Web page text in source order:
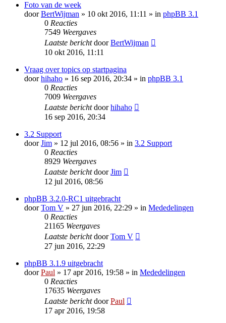
Foto van de week
doorBertWijman » 10 okt 2016, 11:11 » in phpBB 3.1
0 Reacties
7549 Weergaves
Laatste berichtdoorBertWijman
10 okt 2016, 11:11
Vraag over topics op startpagina
doorhihaho » 16 sep 2016, 20:34 » in phpBB 3.1
0 Reacties
7009 Weergaves
Laatste berichtdoorhihaho
16 sep 2016, 20:34
3.2 Support
doorJim » 12 jul 2016, 08:56 » in 3.2 Support
0 Reacties
8929 Weergaves
Laatste berichtdoorJim
12 jul 2016, 08:56
phpBB 3.2.0-RC1 uitgebracht
doorTom V » 27 jun 2016, 22:29 » in Mededelingen
0 Reacties
21165 Weergaves
Laatste berichtdoorTom V
27 jun 2016, 22:29
phpBB 3.1.9 uitgebracht
doorPaul » 17 apr 2016, 19:58 » in Mededelingen
0 Reacties
17635 Weergaves
Laatste berichtdoorPaul
17 apr 2016, 19:58